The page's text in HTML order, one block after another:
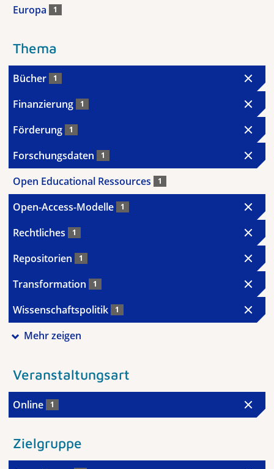
Europa 1
Thema
Bücher 1
Finanzierung 1
Förderung 1
Forschungsdaten 1
Open Educational Ressources 1
Open-Access-Modelle 1
Rechtliches 1
Repositorien 1
Transformation 1
Wissenschaftspolitik 1
Mehr zeigen
Veranstaltungsart
Online 1
Zielgruppe